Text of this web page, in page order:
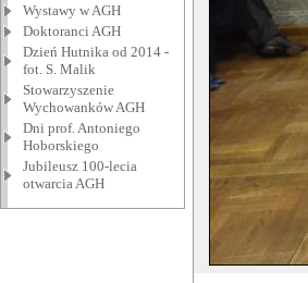
Wystawy w AGH
Doktoranci AGH
Dzień Hutnika od 2014 -
fot. S. Malik
Stowarzyszenie
Wychowanków AGH
Dni prof. Antoniego
Hoborskiego
Jubileusz 100-lecia
otwarcia AGH